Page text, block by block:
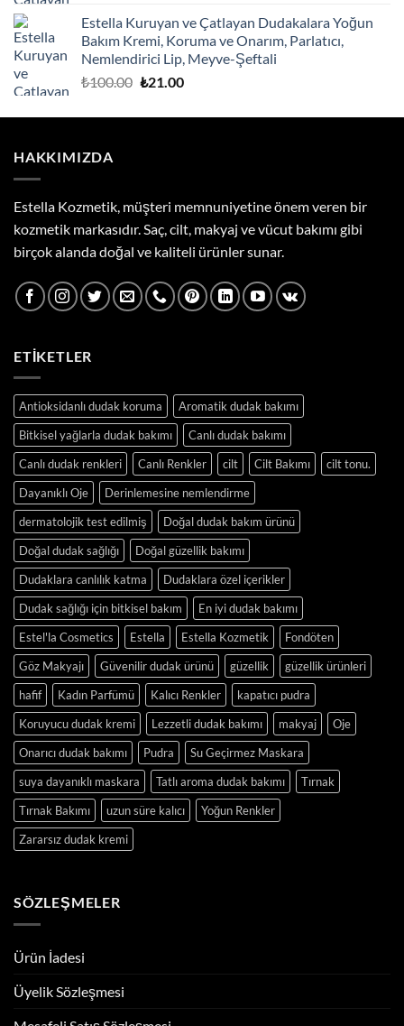
₺100.00.fiyat:
₺21.00.
Estella Kuruyan ve Çatlayan Dudakalara Yoğun
Bakım Kremi, Koruma ve Onarım, Parlatıcı,
Nemlendirici Lip, Meyve-Şeftali
₺100.00 Orijinal
₺100.00.
₺21.00Şu
fiyat:
HAKKIMIZDA
Estella Kozmetik, müşteri memnuniyetine önem veren bir
kozmetik markasıdır. Saç, cilt, makyaj ve vücut bakımı gibi
birçok alanda doğal ve kaliteli ürünler sunar.
ETIKETLER
Antioksidanlı dudak koruma
Aromatik dudak bakımı
Bitkisel yağlarla dudak bakımı
Canlı dudak bakımı
Canlı dudak renkleri
Canlı Renkler cilt Cilt Bakımı
cilt tonu.
Dayanıklı Oje
Derinlemesine nemlendirme
dermatolojik test edilmiş
Doğal dudak bakım ürünü
Doğal dudak sağlığı
Doğal güzellik bakımı
Dudaklara canlılık katma
Dudaklara özel içerikler
Dudak sağlığı için bitkisel bakım
En iyi dudak bakımı
Estel'la Cosmetics
Estella Estella Kozmetik
Fondöten
Göz Makyajı
Güvenilir dudak ürünü güzellik
güzellik ürünleri
hafif
Kadın Parfümü Kalıcı Renkler
kapatıcı pudra
Koruyucu dudak kremi
Lezzetli dudak bakımı makyaj
Oje
Onarıcı dudak bakımı
Pudra
Su Geçirmez Maskara
suya dayanıklı maskara
Tatlı aroma dudak bakımı
Tırnak
Tırnak Bakımı
uzun süre kalıcı
Yoğun Renkler
Zararsız dudak kremi
SÖZLEŞMELER
Ürün İadesi
Üyelik Sözleşmesi